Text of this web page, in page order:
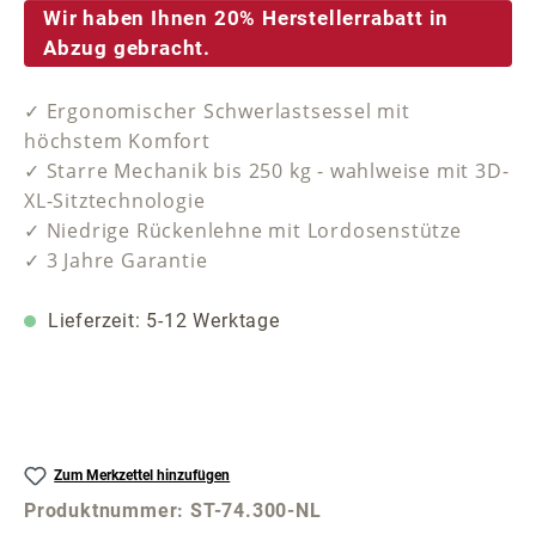
Wir haben Ihnen 20% Herstellerrabatt in
Abzug gebracht.
✓ Ergonomischer Schwerlastsessel mit
höchstem Komfort
✓ Starre Mechanik bis 250 kg - wahlweise mit 3D-
XL-Sitztechnologie
✓ Niedrige Rückenlehne mit Lordosenstütze
✓ 3 Jahre Garantie
Lieferzeit: 5-12 Werktage
Zum Merkzettel hinzufügen
Produktnummer:ST-74.300-NL